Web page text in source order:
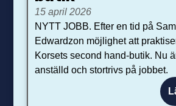
15 april 2026
NYTT JOBB. Efter en tid på
Edwardzon möjlighet att
Korsets second hand-butik. Nu
anställd och stortrivs på jobbet.